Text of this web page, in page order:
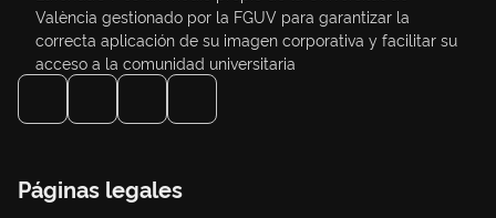
València gestionado por la FGUV para garantizar la
correcta aplicación de su imagen corporativa y facilitar su
acceso a la comunidad universitaria
Páginas legales